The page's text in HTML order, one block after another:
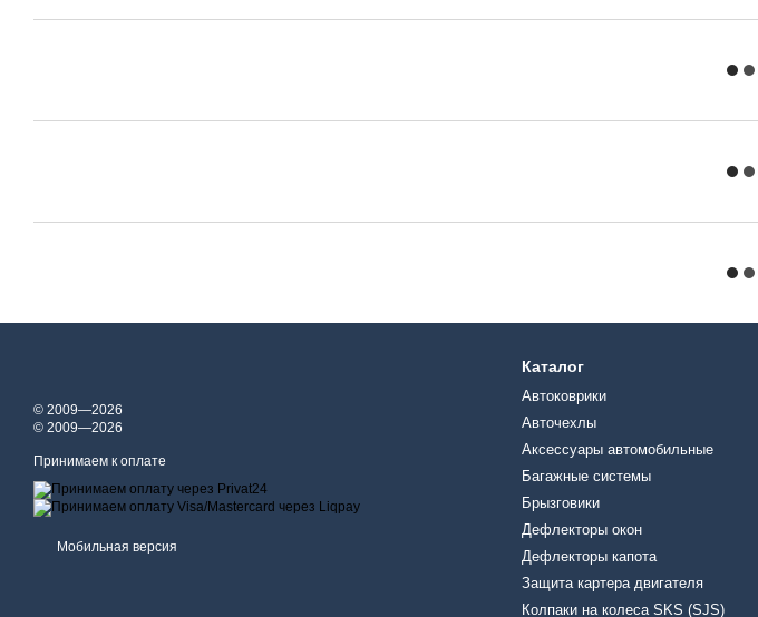
© 2009—2026
© 2009—2026
Принимаем к оплате
Мобильная версия
Каталог
Автоковрики
Авточехлы
Аксессуары автомобильные
Багажные системы
Брызговики
Дефлекторы окон
Дефлекторы капота
Защита картера двигателя
Колпаки на колеса SKS (SJS)